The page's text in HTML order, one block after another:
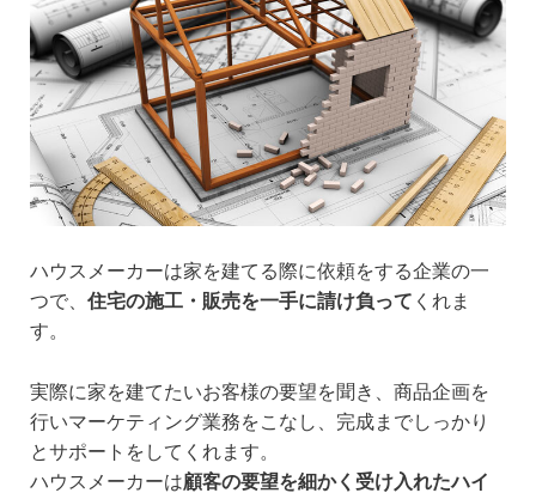
ハウスメーカーは家を建てる際に依頼をする企業の一
つで、 住宅の施工・販売を一手に請け負って くれま
す。
実際に家を建てたいお客様の要望を聞き、商品企画を
行いマーケティング業務をこなし、完成までしっかり
とサポートをしてくれます。
ハウスメーカーは顧客の要望を細かく受け入れたハイ